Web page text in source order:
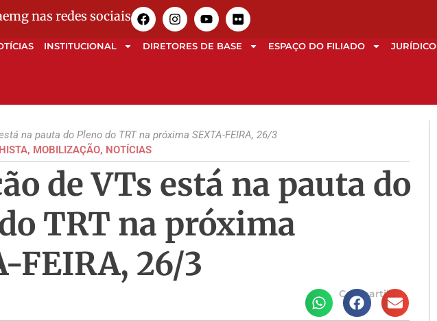
nas redes sociais
INSTITUCIONAL DIRETORES DE BASE ESPAÇO DO FILIADO JURÍDICO
na pauta do Pleno do TRT na próxima SEXTA-FEIRA, 26/3
, MOBILIZAÇÃO, NOTÍCIAS
de VTs está na pauta do
TRT na próxima
FEIRA, 26/3
Compartilhe